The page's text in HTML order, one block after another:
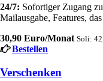
24/7: Sofortiger Zugang
Mailausgabe, Features,
30,90 Euro/Monat Soli:
Bestellen
Verschenken